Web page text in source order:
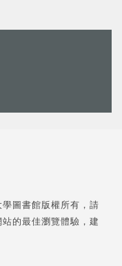
圖書館版權所有，請
的最佳瀏覽體驗，建